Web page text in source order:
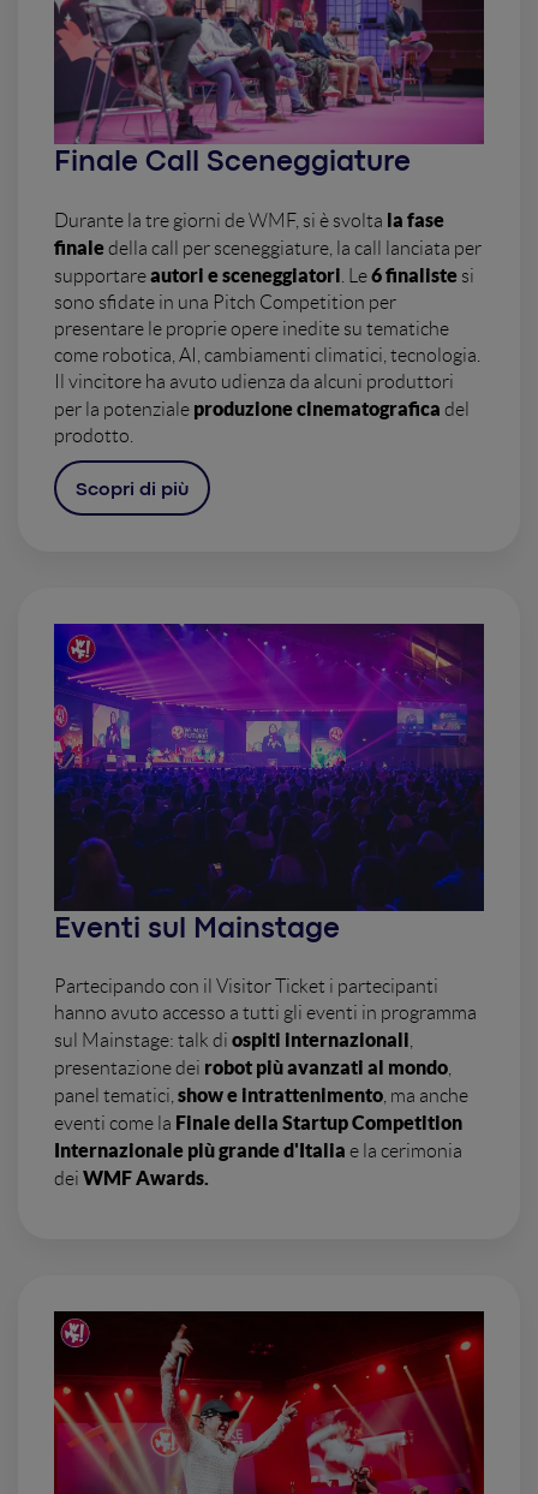
Finale Call Sceneggiature
Durante la tre giorni de WMF, si è svolta la fase
finaledella call per sceneggiature, la call lanciata per
supportareautori e sceneggiatori . Le6 finaliste si
sono sfidate in una Pitch Competition per
presentare le proprie opere inedite su tematiche
come robotica, AI, cambiamenti climatici, tecnologia.
Il vincitore ha avuto udienza da alcuni produttori
per la potenziale produzione cinematografica del
prodotto.
Scopri di più
Eventi sul Mainstage
Partecipando con il Visitor Ticket i partecipanti
hanno avuto accesso a tutti gli eventi in programma
sul Mainstage: talk di ospiti internazionali
presentazione dei robot più avanzati al mondo
panel tematici, show e intrattenimento , ma anche
eventi come la Finale della Startup Competition
Internazionale più grande d'Italia e la cerimonia
dei WMF Awards.